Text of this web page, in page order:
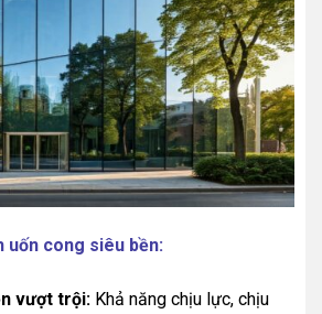
uốn cong siêu bền:
vượt trội:Khả năng chịu lực, chịu